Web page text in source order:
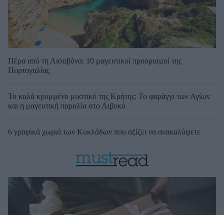
Πέρα από τη Λισαβόνα: 10 μαγευτικοί προορισμοί της
Πορτογαλίας
Το καλά κρυμμένο μυστικό της Κρήτης: Το φαράγγι των Αγίων
και η μαγευτική παραλία στο Λιβυκό
6 γραφικά χωριά των Κυκλάδων που αξίζει να ανακαλύψετε